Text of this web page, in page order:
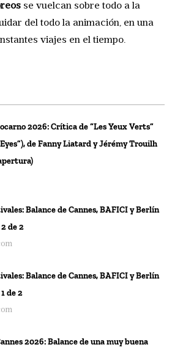
se vuelcan sobre todo a la
del todo la animación, en una
viajes en el tiempo.
2026: Crítica de “Les Yeux Verts”
de Fanny Liatard y Jérémy Trouilh
Balance de Cannes, BAFICI y Berlín
de 2
Balance de Cannes, BAFICI y Berlín
de 2
2026: Balance de una muy buena